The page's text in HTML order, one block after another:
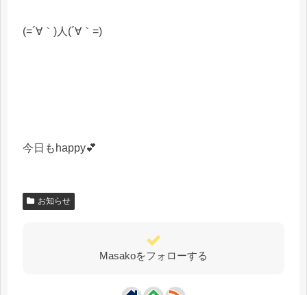
(=´∀｀)人(´∀｀=)
今日もhappy💕
お知らせ
Masakoをフォローする